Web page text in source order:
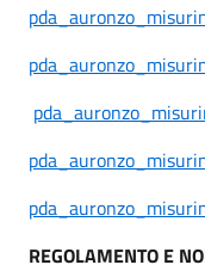
REGOLAMENTO E